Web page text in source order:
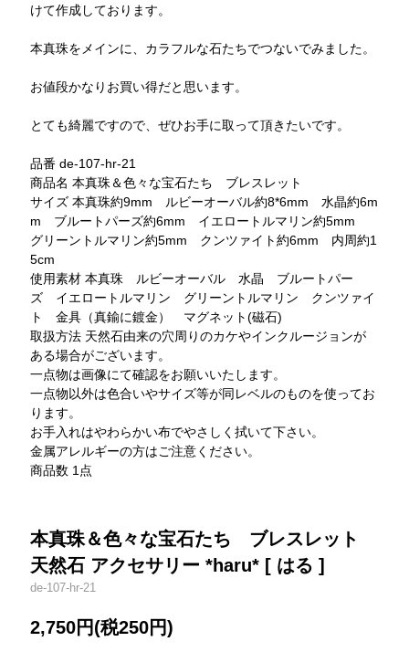
けて作成しております。
本真珠をメインに、カラフルな石たちでつないでみました。
お値段かなりお買い得だと思います。
とても綺麗ですので、ぜひお手に取って頂きたいです。
品番 de-107-hr-21
商品名 本真珠＆色々な宝石たち ブレスレット
サイズ 本真珠約9mm ルビーオーバル約8*6mm 水晶約6m
m ブルートパーズ約6mm イエロートルマリン約5mm
グリーントルマリン約5mm クンツァイト約6mm 内周約1
5cm
使用素材 本真珠 ルビーオーバル 水晶 ブルートパー
ズ イエロートルマリン グリーントルマリン クンツァイ
ト 金具（真鍮に鍍金） マグネット(磁石)
取扱方法 天然石由来の穴周りのカケやインクルージョンが
ある場合がございます。
一点物は画像にて確認をお願いいたします。
一点物以外は色合いやサイズ等が同レベルのものを使ってお
ります。
お手入れはやわらかい布でやさしく拭いて下さい。
金属アレルギーの方はご注意ください。
商品数 1点
本真珠＆色々な宝石たち ブレスレット
天然石 アクセサリー *haru* [ はる ]
de-107-hr-21
2,750円(税250円)